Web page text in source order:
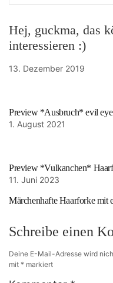
Hej, guckma, das
interessieren :)
13. Dezember 2019
Preview *Ausbruch* evil
1. August 2021
Preview *Vulkanchen*
11. Juni 2023
Märchenhafte Haarforke mit
Schreibe einen
Deine E-Mail-Adresse wird
mit * markiert